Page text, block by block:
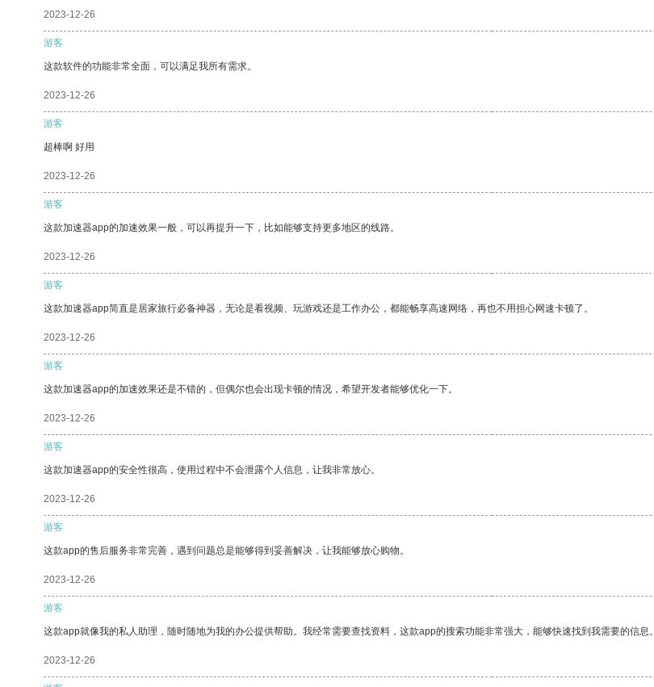
2023-12-26
游客
这款软件的功能非常全面，可以满足我所有需求。
2023-12-26
游客
超棒啊 好用
2023-12-26
游客
这款加速器app的加速效果一般，可以再提升一下，比如能够支持更多地区的线路。
2023-12-26
游客
这款加速器app简直是居家旅行必备神器，无论是看视频、玩游戏还是工作办公，都能畅享高速网络，再也不用担心网速卡顿了。
2023-12-26
游客
这款加速器app的加速效果还是不错的，但偶尔也会出现卡顿的情况，希望开发者能够优化一下。
2023-12-26
游客
这款加速器app的安全性很高，使用过程中不会泄露个人信息，让我非常放心。
2023-12-26
游客
这款app的售后服务非常完善，遇到问题总是能够得到妥善解决，让我能够放心购物。
2023-12-26
游客
这款app就像我的私人助理，随时随地为我的办公提供帮助。我经常需要查找资料，这款app的搜索功能非常强大，能够快速找到我需要的信息。
2023-12-26